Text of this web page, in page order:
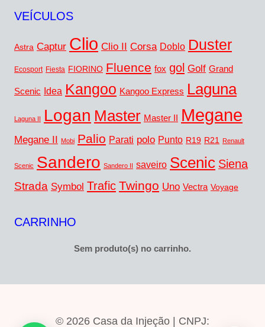
VEÍCULOS
Astra Captur Clio Clio II Corsa Doblo Duster
Ecosport Fiesta FIORINO Fluence fox gol Golf Grand
Scenic Idea Kangoo Kangoo Express Laguna
Laguna II Logan Master Master II Megane
Megane II Mobi Palio Parati polo Punto R19 R21 Renault
Scenic Sandero Sandero II saveiro Scenic Siena
Strada Symbol Trafic Twingo Uno Vectra Voyage
CARRINHO
Sem produto(s) no carrinho.
© 2026 Casa da Injeção | CNPJ: